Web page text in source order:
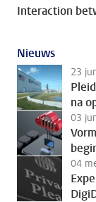
Interaction
Nieuws
23
na
03
04